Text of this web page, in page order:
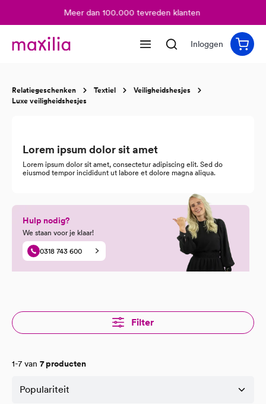
Meer dan 100.000 tevreden klanten
Inloggen
Relatiegeschenken Textiel
Veiligheidshesjes
Luxe veiligheidshesjes
Lorem ipsum dolor sit amet
Lorem ipsum dolor sit amet, consectetur adipiscing elit. Sed do
eiusmod tempor incididunt ut labore et dolore magna aliqua.
Hulp nodig?
We staan voor je klaar!
0318 743 600
Filter
1-7 van 7 producten